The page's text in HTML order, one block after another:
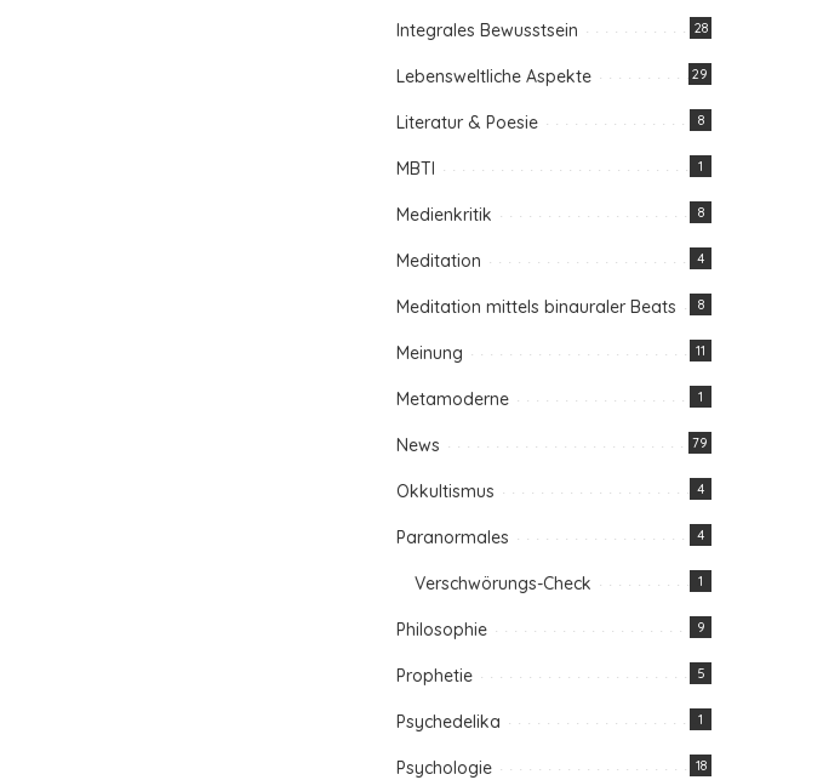
Integrales Bewusstsein 28
Lebensweltliche Aspekte 29
Literatur & Poesie 8
MBTI 1
Medienkritik 8
Meditation 4
Meditation mittels binauraler Beats 8
Meinung 11
Metamoderne 1
News 79
Okkultismus 4
Paranormales 4
Verschwörungs-Check 1
Philosophie 9
Prophetie 5
Psychedelika 1
Psychologie 18